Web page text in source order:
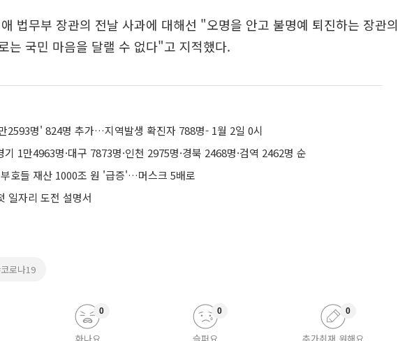
법무부 장관의 전날 사과에 대해선 "오명을 안고 불명예 퇴진하는 장관의
는 국민 마음을 달랠 수 없다"고 지적했다.
2593명' 824명 추가…지역발생 확진자 788명- 1월 2일 0시
기 1만4963명·대구 7873명·인천 2975명·경북 2468명·검역 2462명 순
호들 재산 1000조 원 '급증'…머스크 5배로
일자리 도전 설명서
로나19
0 0 0